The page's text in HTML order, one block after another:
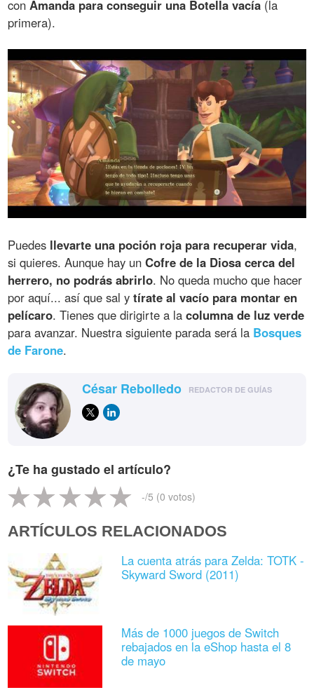
conAmanda para conseguir una Botella vacía (la
primera).
Puedes llevarte una poción roja para recuperar vida,
si quieres. Aunque hay unCofre de la Diosa cerca del
herrero, no podrás abrirlo. No queda mucho que hacer
por aquí... así que sal ytírate al vacío para montar en
pelícaro. Tienes que dirigirte a lacolumna de luz verde
para avanzar. Nuestra siguiente parada será la Bosques
de Farone.
César Rebolledo REDACTOR DE GUÍAS
¿Te ha gustado el artículo?
-/5 (0 votos)
ARTÍCULOS RELACIONADOS
La cuenta atrás para Zelda: TOTK -
Skyward Sword (2011)
Más de 1000 juegos de Switch
rebajados en la eShop hasta el 8
de mayo